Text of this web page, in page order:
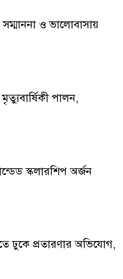
ও ভালোবাসায়
পালন,
স্কলারশিপ অর্জন
ঢুকে প্রতারণার অভিযোগ,